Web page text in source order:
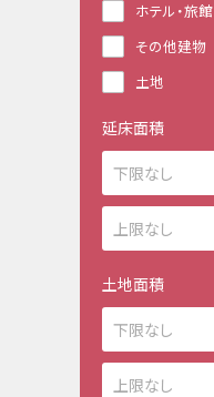
ホテル・旅館
その他建物
土地
延床面積
土地面積